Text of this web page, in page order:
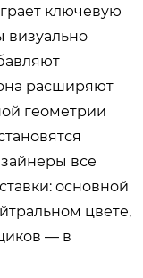
ключевую
визуально
расширяют
геометрии
все
основной
цвете,
— в